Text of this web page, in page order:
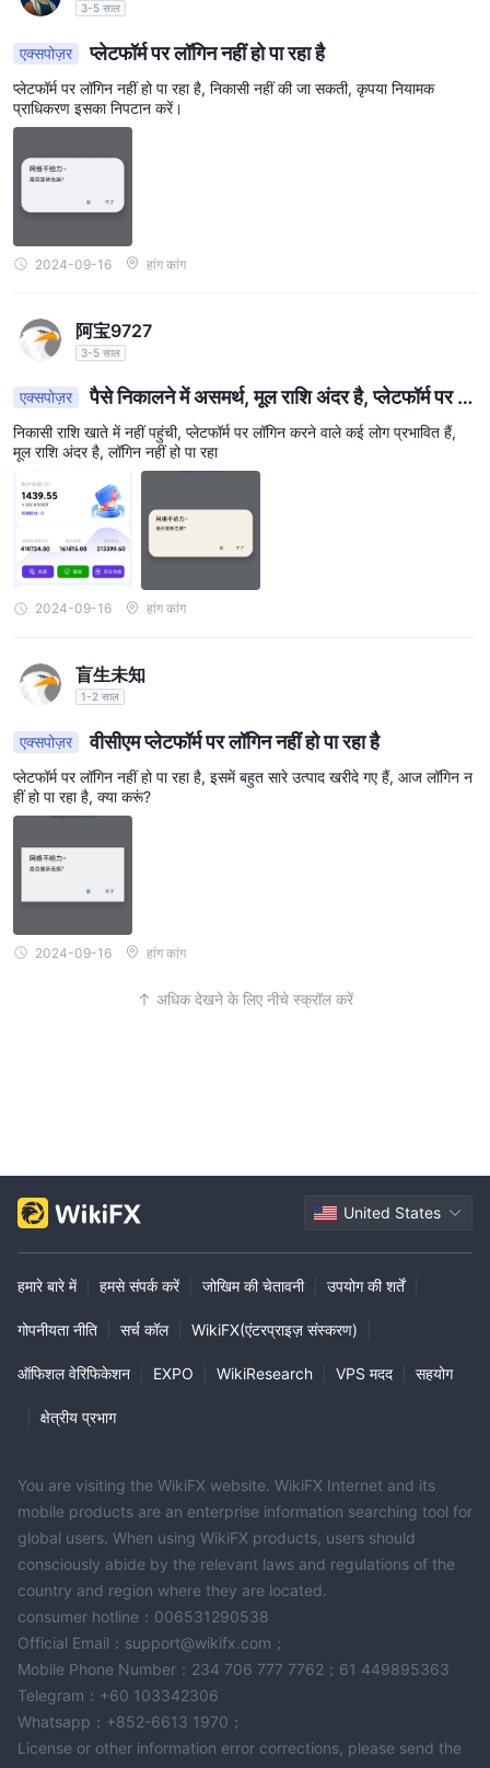
3-5 साल
एक्सपोज़र प्लेटफॉर्म पर लॉगिन नहीं हो पा रहा है
प्लेटफॉर्म पर लॉगिन नहीं हो पा रहा है, निकासी नहीं की जा सकती, कृपया नियामक
प्राधिकरण इसका निपटान करें।
2024-09-16 हांग कांग
阿宝9727
3-5 साल
एक्सपोज़र
पैसे निकालने में असमर्थ, मूल राशि अंदर है, प्लेटफॉर्म पर क
ई लोग प्रभावित हैं, मुआवज़े की मांग
निकासी राशि खाते में नहीं पहुंची, प्लेटफॉर्म पर लॉगिन करने वाले कई लोग प्रभावित हैं,
मूल राशि अंदर है, लॉगिन नहीं हो पा रहा
2024-09-16 हांग कांग
盲生未知
1-2 साल
एक्सपोज़र वीसीएम प्लेटफॉर्म पर लॉगिन नहीं हो पा रहा है
प्लेटफॉर्म पर लॉगिन नहीं हो पा रहा है, इसमें बहुत सारे उत्पाद खरीदे गए हैं, आज लॉगिन न
हीं हो पा रहा है, क्या करूं?
2024-09-16 हांग कांग
अधिक देखने के लिए नीचे स्क्रॉल करें
United States
हमारे बारे में हमसे संपर्क करें जोखिम की चेतावनी उपयोग की शर्तें
गोपनीयता नीति सर्च कॉल WikiFX(एंटरप्राइज़ संस्करण)
ऑफिशल वेरिफिकेशन EXPO WikiResearch VPS मदद सहयोग
क्षेत्रीय प्रभाग
You are visiting the WikiFX website. WikiFX Internet and its
mobile products are an enterprise information searching tool for
global users. When using WikiFX products, users should
consciously abide by the relevant laws and regulations of the
country and region where they are located.
consumer hotline：006531290538
Official Email：support@wikifx.com；
Mobile Phone Number：234 706 777 7762；61 449895363
Telegram：+60 103342306
Whatsapp：+852-6613 1970；
License or other information error corrections, please send the